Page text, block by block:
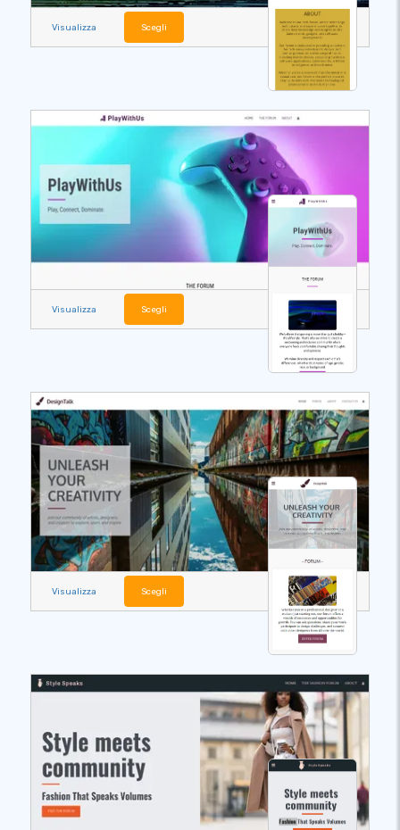
Visualizza Scegli
Visualizza Scegli
Visualizza Scegli